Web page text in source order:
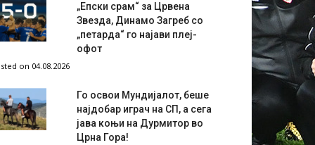
„Епски срам“ за Црвена
Звезда, Динамо Загреб со
„петарда“ го најави плеј-
офот
on 04.08.2026
Го освои Мундијалот, беше
најдобар играч на СП, а сега
јава коњи на Дурмитор во
Црна Гора!